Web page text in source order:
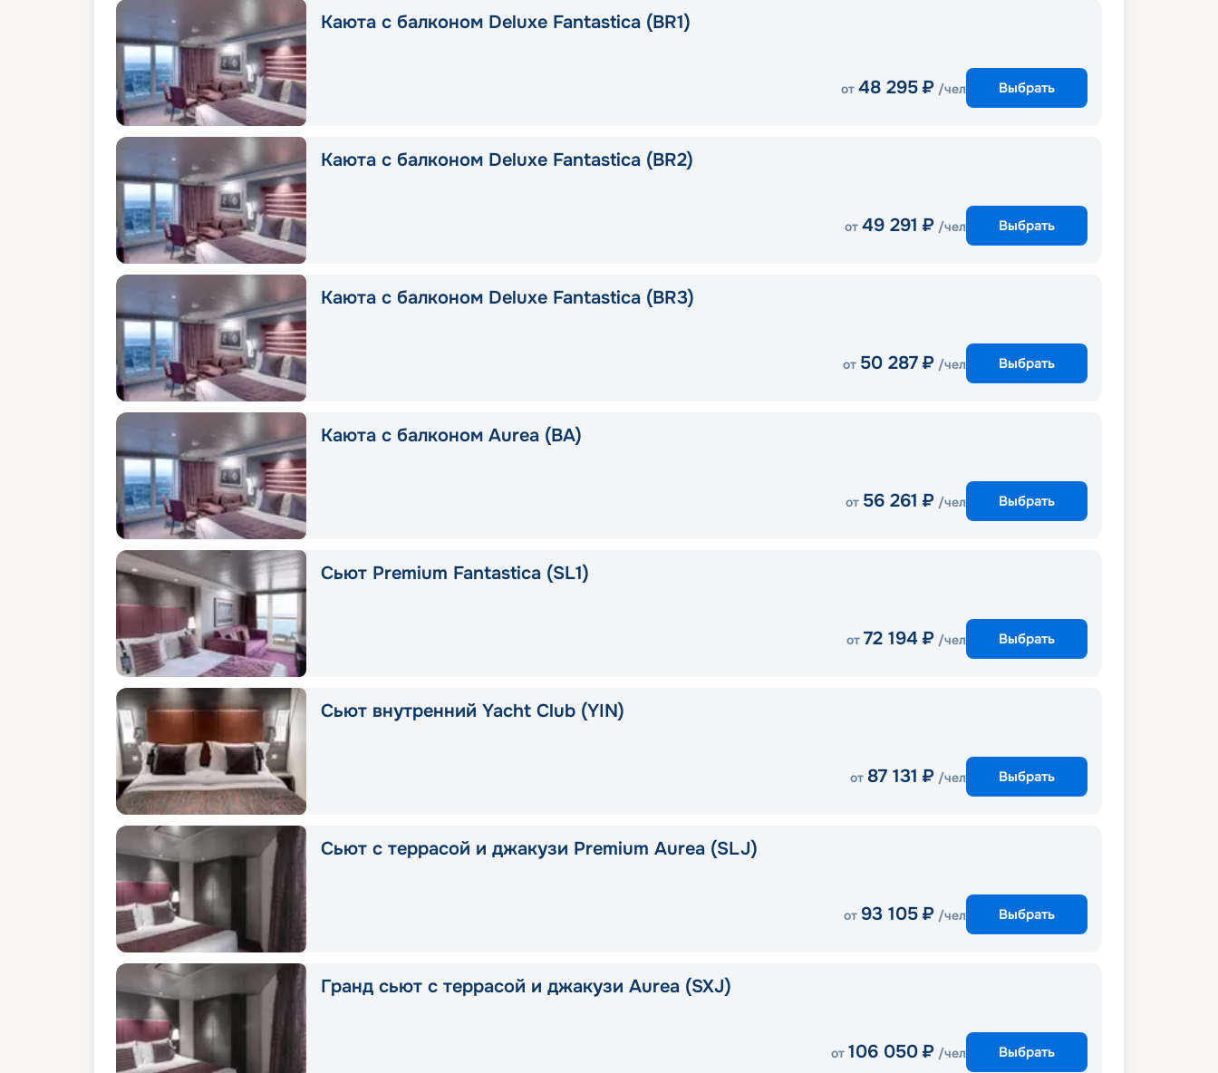
Каюта с балконом Deluxe Fantastica (BR1)
от 48 295 ₽ /чел Выбрать
Каюта с балконом Deluxe Fantastica (BR2)
от 49 291 ₽ /чел Выбрать
Каюта с балконом Deluxe Fantastica (BR3)
от 50 287 ₽ /чел Выбрать
Каюта с балконом Aurea (BA)
от 56 261 ₽ /чел Выбрать
Сьют Premium Fantastica (SL1)
от 72 194 ₽ /чел Выбрать
Сьют внутренний Yacht Club (YIN)
от 87 131 ₽ /чел Выбрать
Сьют с террасой и джакузи Premium Aurea (SLJ)
от 93 105 ₽ /чел Выбрать
Гранд сьют с террасой и джакузи Aurea (SXJ)
от 106 050 ₽ /чел Выбрать